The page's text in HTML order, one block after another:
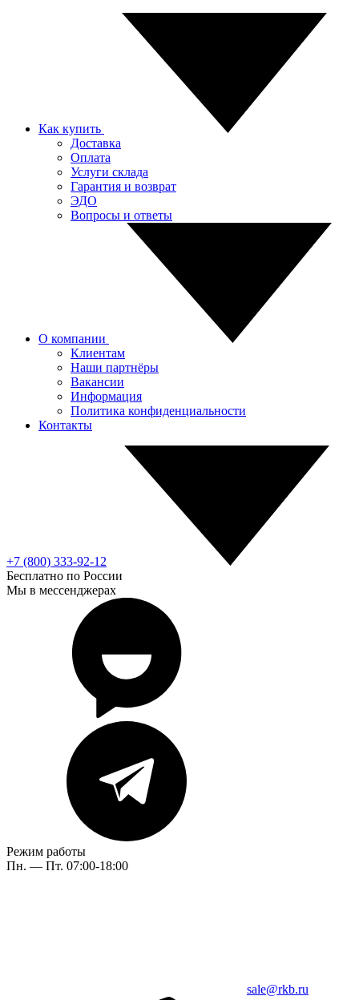
Как купить
Доставка
Оплата
Услуги склада
Гарантия и возврат
ЭДО
Вопросы и ответы
О компании
Клиентам
Наши партнёры
Вакансии
Информация
Политика конфиденциальности
Контакты
+7 (800) 333-92-12
Бесплатно по России
Мы в мессенджерах
Режим работы
Пн. — Пт. 07:00-18:00
sale@rkb.ru